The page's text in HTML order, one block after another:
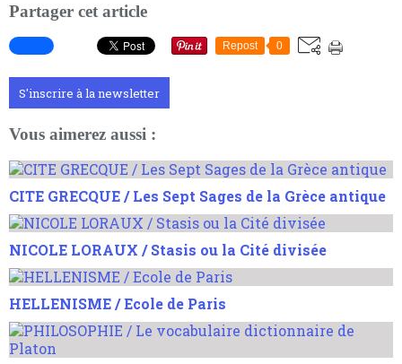
Partager cet article
Repost 0
S'inscrire à la newsletter
Vous aimerez aussi :
CITE GRECQUE / Les Sept Sages de la Grèce antique
NICOLE LORAUX / Stasis ou la Cité divisée
HELLENISME / Ecole de Paris